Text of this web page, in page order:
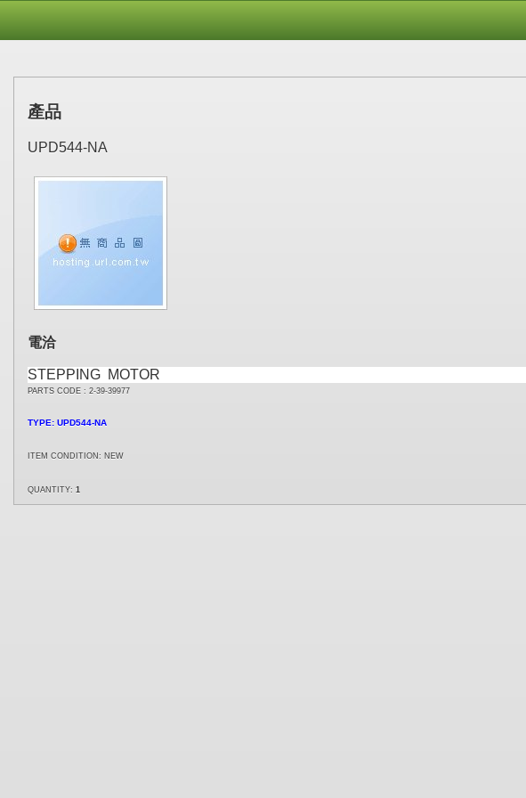
產品
UPD544-NA
電洽
STEPPING MOTOR
PARTS CODE : 2-39-39977
TYPE: UPD544-NA
ITEM CONDITION: NEW
QUANTITY: 1